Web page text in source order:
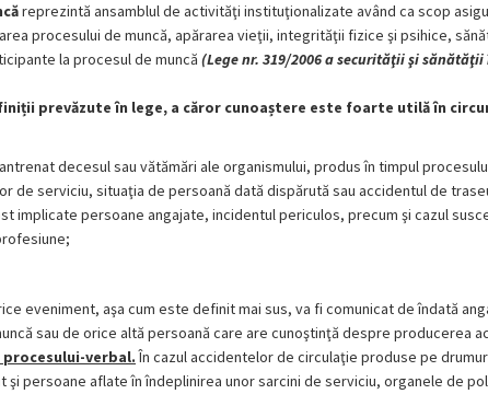
reprezintă ansamblul de activităţi instituţionalizate având ca scop
procesului de muncă, apărarea vieţii, integrităţii fizice şi psihice,
la procesul de muncă (Lege nr. 319/2006 a securităţii şi sănătăţii
prevăzute în lege, a căror cunoaștere este foarte utilă în
decesul sau vătămări ale organismului, produs în timpul
de serviciu, situaţia de persoană dată dispărută sau accidentul de
implicate persoane angajate, incidentul periculos, precum şi cazul
eveniment, aşa cum este definit mai sus, va fi comunicat de îndată
sau de orice altă persoană care are cunoştinţă despre producerea
verbal. În cazul accidentelor de circulaţie produse pe
persoane aflate în îndeplinirea unor sarcini de serviciu, organele de